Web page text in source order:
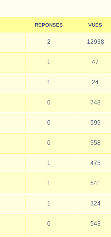
RÉPONSES VUES
2 12938
1 47
1 24
0 748
0 599
0 558
1 475
1 541
1 324
0 543